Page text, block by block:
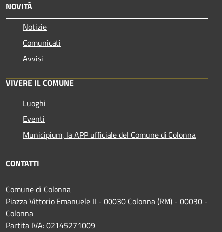
NOVITÀ
Notizie
Comunicati
Avvisi
VIVERE IL COMUNE
Luoghi
Eventi
Municipium, la APP ufficiale del Comune di Colonna
CONTATTI
Comune di Colonna
Piazza Vittorio Emanuele II - 00030 Colonna (RM) - 00030 -
Colonna
Partita IVA: 02145271009